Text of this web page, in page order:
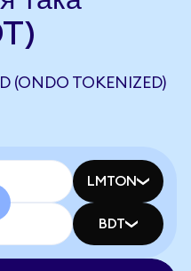
(ONDO TOKENIZED)
LMTON
BDT